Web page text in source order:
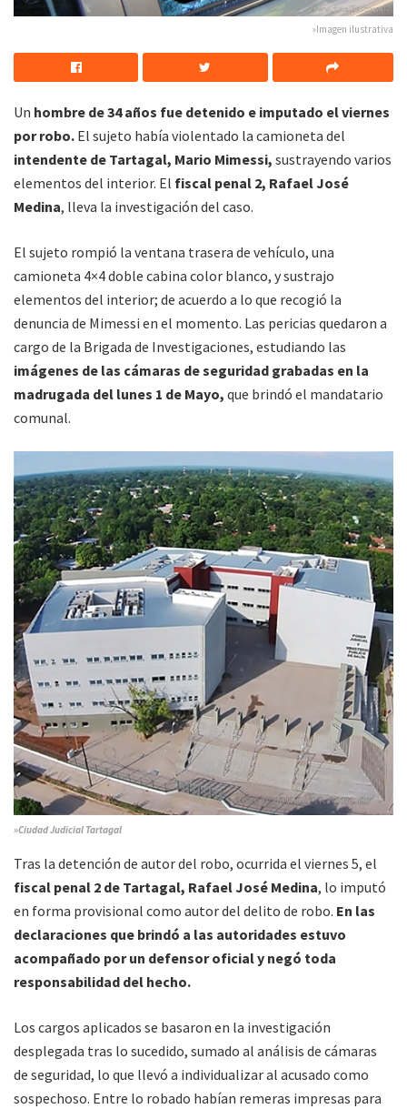
»Imagen ilustrativa
Un hombre de 34 años fue detenido e imputado el viernes
por robo. El sujeto había violentado la camioneta del
intendente de Tartagal, Mario Mimessi, sustrayendo varios
elementos del interior. El fiscal penal 2, Rafael José
Medina, lleva la investigación del caso.
El sujeto rompió la ventana trasera de vehículo, una
camioneta 4×4 doble cabina color blanco, y sustrajo
elementos del interior; de acuerdo a lo que recogió la
denuncia de Mimessi en el momento. Las pericias quedaron a
cargo de la Brigada de Investigaciones, estudiando las
imágenes de las cámaras de seguridad grabadas en la
madrugada del lunes 1 de Mayo, que brindó el mandatario
comunal.
»Ciudad Judicial Tartagal
Tras la detención de autor del robo, ocurrida el viernes 5, el
fiscal penal 2 de Tartagal, Rafael José Medina, lo imputó
en forma provisional como autor del delito de robo. En las
declaraciones que brindó a las autoridades estuvo
acompañado por un defensor oficial y negó toda
responsabilidad del hecho.
Los cargos aplicados se basaron en la investigación
desplegada tras lo sucedido, sumado al análisis de cámaras
de seguridad, lo que llevó a individualizar al acusado como
sospechoso. Entre lo robado habían remeras impresas para